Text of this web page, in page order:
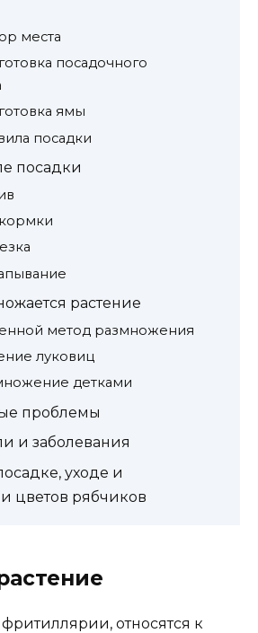
места
посадочного
ямы
посадки
посадки
растение
метод размножения
луковиц
детками
проблемы
и заболевания
уходе и
цветов рябчиков
относятся к